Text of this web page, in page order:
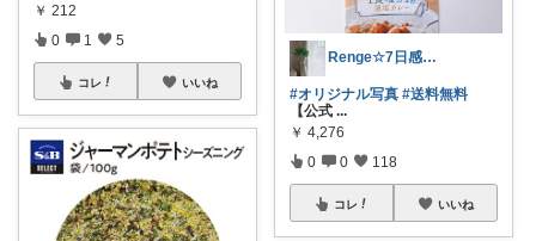
￥ 212
0 1 5
コレ いいね
Renge☆7日感謝♡ゆっくりです
#オリジナル写真 #送料無料
【公式 ...
￥ 4,276
0 0 118
コレ いいね